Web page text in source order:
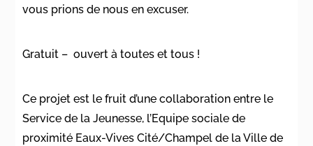
vous prions de nous en excuser.
Gratuit – ouvert à toutes et tous !
Ce projet est le fruit d’une collaboration entre le
Service de la Jeunesse, l’Equipe sociale de
proximité Eaux-Vives Cité/Champel de la Ville de